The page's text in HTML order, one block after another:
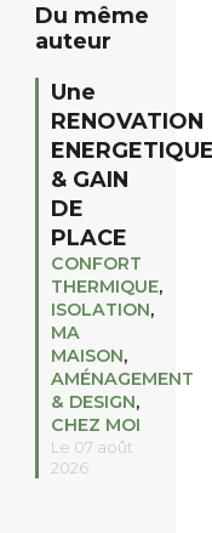
Du même
auteur
Une
RENOVATION
& GAIN
DE
PLACE
CONFORT
THERMIQUE,
ISOLATION,
MA
MAISON,
AMÉNAGEMENT
& DESIGN,
CHEZ MOI
Le 07 août
2026